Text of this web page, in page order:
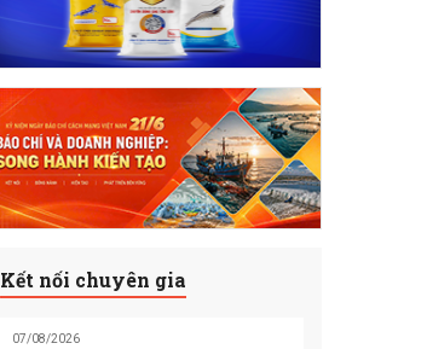
Kết nối chuyên gia
07/08/2026